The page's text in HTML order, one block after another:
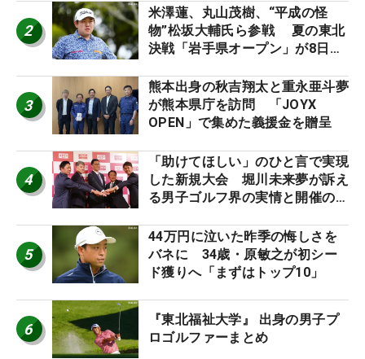
ーのヒトネタ！】
2
米澤蓮、丸山茂樹、“平成の怪
物”松坂大輔氏ら参戦 夏の東北
決戦「岩手県オープン」が8日開
3
熊本出身の秋吉翔太と重永亜斗夢
が熊本県庁を訪問 「JOYX
OPEN」で集めた義援金を贈呈
4
「助けてほしい」のひと言で実現
した新規大会 堀川未来夢が訴え
る男子ゴルフ界の実情と開催の舞
5
44万円に泣いた昨季の悔しさを
バネに 34歳・原敏之が初シー
ド獲りへ「まずはトップ10」
6
『東北福祉大学』 出身の男子プ
ロゴルファーまとめ